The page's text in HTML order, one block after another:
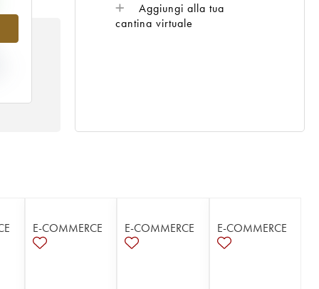
Aggiungi alla tua
cantina virtuale
E-COMMERCE E-COMMERCE E-COMMERCE